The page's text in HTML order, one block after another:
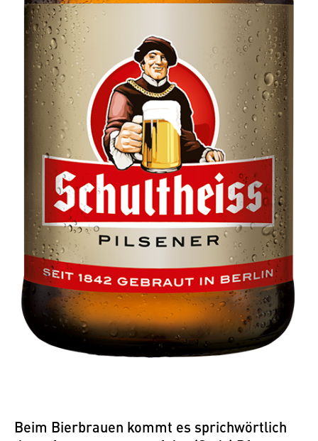
Beim Bierbrauen kommt es sprichwörtlich